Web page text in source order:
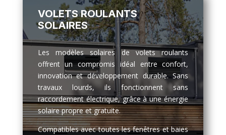
VOLETS ROULANTS
SOLAIRES
Les modèles solaires de volets roulants
offrent un compromis idéal entre confort,
innovation et développement durable. Sans
travaux lourds, ils fonctionnent sans
raccordement électrique, grâce à une énergie
solaire propre et gratuite.
Compatibles avec toutes les fenêtres et baies